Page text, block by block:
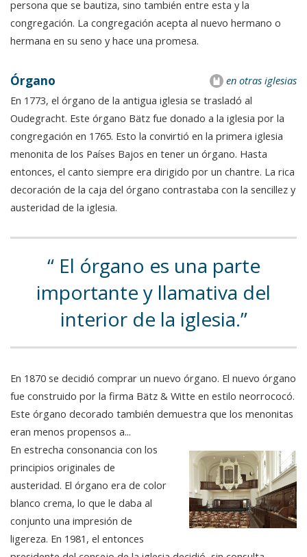
persona que se bautiza, sino también entre esta y la
congregación. La congregación acepta al nuevo hermano o
hermana en su seno y hace una promesa.
en otras iglesias
Órgano
En 1773, el órgano de la antigua iglesia se trasladó al
Oudegracht. Este órgano Bätz fue donado a la iglesia por la
congregación en 1765. Esto la convirtió en la primera iglesia
menonita de los Países Bajos en tener un órgano. Hasta
entonces, el canto siempre era dirigido por un chantre. La rica
decoración de la caja del órgano contrastaba con la sencillez y
austeridad de la iglesia.
El órgano es una parte
importante y llamativa del
interior de la iglesia.
En 1870 se decidió comprar un nuevo órgano. El nuevo órgano
fue construido por la firma Bätz & Witte en estilo neorrococó.
Este órgano decorado también demuestra que los menonitas
eran menos propensos a...
En estrecha consonancia con los
principios originales de
austeridad. El órgano era de color
blanco crema, lo que le daba al
conjunto una impresión de
ligereza. En 1981, el entonces